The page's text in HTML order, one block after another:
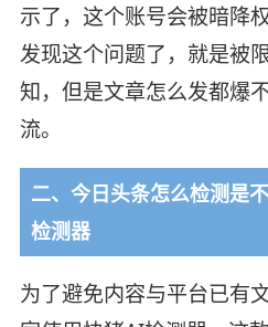
示了，这个账号会被暗降
发现这个问题了，就是被
知，但是文章怎么发都爆
流。
二、今日头条怎么检测是
检测器
为了避免内容与平台已有